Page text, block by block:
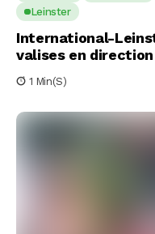
Leinster
International-
valises en
1 Min(s)